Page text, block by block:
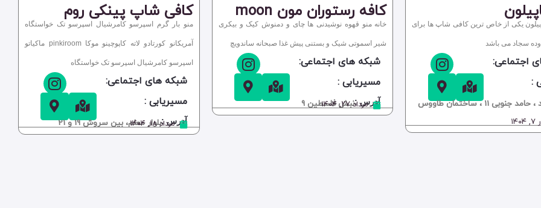
یکی از خاص ترین کافی شاپ ها برای
سجاد می باشد
اجتماعی:
:
جنوبی 11 ، ساختمان طاووس
کافه رستوران مون moon
خانه منو قهوه نوشیدنی ها چای و دمنوش کیک و بیکری
شیر اسموتی شیک و بستنی پیش غذا صبحانه ساندویچ
شبکه های اجتماعی:
مسیریابی :
نبش فلسطین 9آدرس :
مرداد ۲۷, ۱۴۰۴
کافی شاپ پینکی روم
منو بار گرم اسپرسو کامرشیال اسپرسو تک خواستگاه
آمریکانو کورتادو لاته کاپوچینو موکا pinkiroom ماکیاتو
اسپرسو کامرشیال اسپرسو تک خواستگاه
شبکه های اجتماعی:
مسیریابی :
بلوار معلم، بین سروش 19 و 21آدرس :
مرداد ۱۸, ۱۴۰۴